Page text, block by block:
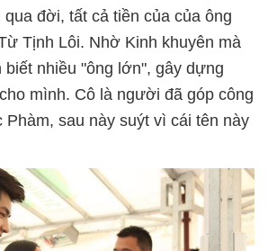
đời, tất cả tiền của của ông
Tịnh Lôi. Nhờ Kinh khuyên mà
biết nhiều "ông lớn", gây dựng
mình. Cô là người đã góp công
Phàm, sau này suýt vì cái tên này